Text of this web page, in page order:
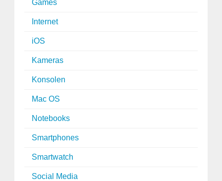
Games
Internet
iOS
Kameras
Konsolen
Mac OS
Notebooks
Smartphones
Smartwatch
Social Media